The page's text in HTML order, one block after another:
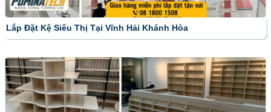
Lắp Đặt Kệ Siêu Thị Tại Vĩnh Hải Khánh Hòa